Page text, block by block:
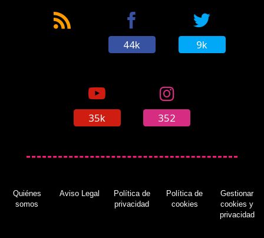
44k 9k
35k 352
Quiénes
somos
Aviso Legal
Política de
privacidad
Política de
cookies
Gestionar
cookies y
privacidad